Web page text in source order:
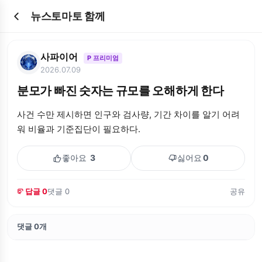
뉴스토마토 함께
사파이어 P 프리미엄
2026.07.09
분모가 빠진 숫자는 규모를 오해하게 한다
사건 수만 제시하면 인구와 검사량, 기간 차이를 알기 어려
워 비율과 기준집단이 필요하다.
좋아요 3 싫어요 0
답글 0댓글 0 공유
댓글 0개